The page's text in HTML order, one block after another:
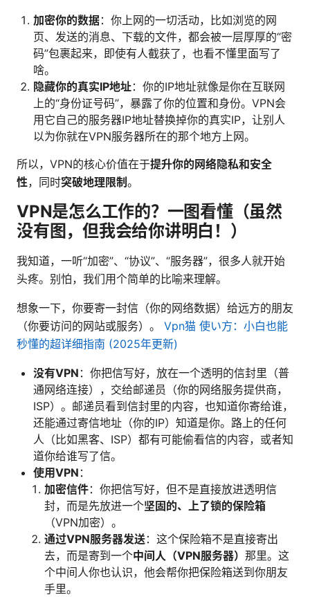
加密你的数据：你上网的一切活动，比如浏览的网
页、发送的消息、下载的文件，都会被一层厚厚的“密
码”包裹起来，即使有人截获了，也看不懂里面写了
啥。
隐藏你的真实IP地址：你的IP地址就像是你在互联网
上的“身份证号码”，暴露了你的位置和身份。VPN会
用它自己的服务器IP地址替换掉你的真实IP，让别人
以为你就在VPN服务器所在的那个地方上网。
所以，VPN的核心价值在于提升你的网络隐私和安全
性，同时突破地理限制 。
VPN是怎么工作的？一图看懂（虽然
没有图，但我会给你讲明白！）
我知道，一听“加密”、“协议”、“服务器”，很多人就开始
头疼。别怕，我们用个简单的比喻来理解。
想象一下，你要寄一封信（你的网络数据）给远方的朋友
（你要访问的网站或服务）。 Vpn猫 使い方：小白也能
秒懂的超详细指南 (2025年更新)
没有VPN ：你把信写好，放在一个透明的信封里（普
通网络连接），交给邮递员（你的网络服务提供商，
ISP）。邮递员看到信封里的内容，也知道你寄给谁，
还能通过寄信地址（你的IP）知道是你。路上的任何
人（比如黑客、ISP）都有可能偷看信的内容，或者知
道你给谁写了信。
使用VPN ：
加密信件：你把信写好，但不是直接放进透明信
封，而是先放进一个坚固的、上了锁的保险箱
（VPN加密）。
通过VPN服务器发送：这个保险箱不是直接寄出
去，而是寄到一个中间人（VPN服务器） 那里。这
个中间人你也认识，他会帮你把保险箱送到你朋友
手里。